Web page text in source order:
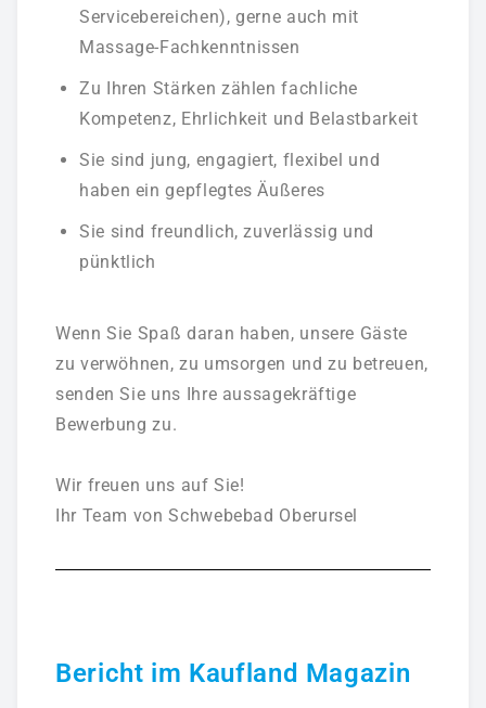
Servicebereichen), gerne auch mit
Massage-Fachkenntnissen
Zu Ihren Stärken zählen fachliche
Kompetenz, Ehrlichkeit und Belastbarkeit
Sie sind jung, engagiert, flexibel und
haben ein gepflegtes Äußeres
Sie sind freundlich, zuverlässig und
pünktlich
Wenn Sie Spaß daran haben, unsere Gäste
zu verwöhnen, zu umsorgen und zu betreuen,
senden Sie uns Ihre aussagekräftige
Bewerbung zu.
Wir freuen uns auf Sie!
Ihr Team von Schwebebad Oberursel
Bericht im Kaufland Magazin